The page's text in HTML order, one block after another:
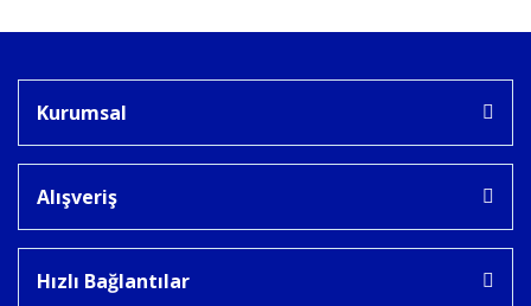
Kurumsal
Alışveriş
Hızlı Bağlantılar